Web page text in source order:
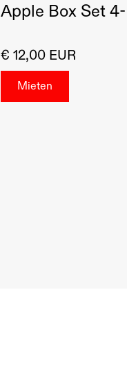
Apple Box Set
€ 12,00 EUR